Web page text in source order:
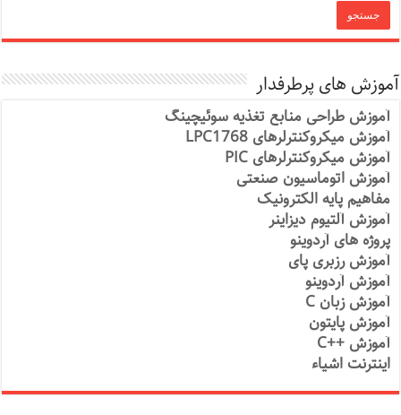
آموزش های پرطرفدار
آموزش طراحی منابع تغذیه سوئیچینگ
آموزش میکروکنترلرهای LPC1768
آموزش میکروکنترلرهای PIC
آموزش اتوماسیون صنعتی
مفاهیم پایه الکترونیک
آموزش آلتیوم دیزاینر
پروژه های آردوینو
آموزش رزبری پای
آموزش آردوینو
آموزش زبان C
آموزش پایتون
آموزش ++C
اینترنت اشیاء